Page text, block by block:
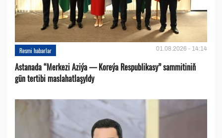
Resmi habarlar 01.08.2026 - 14:14
Astanada “Merkezi Aziýa — Koreýa Respublikasy” sammitiniň
gün tertibi maslahatlaşyldy